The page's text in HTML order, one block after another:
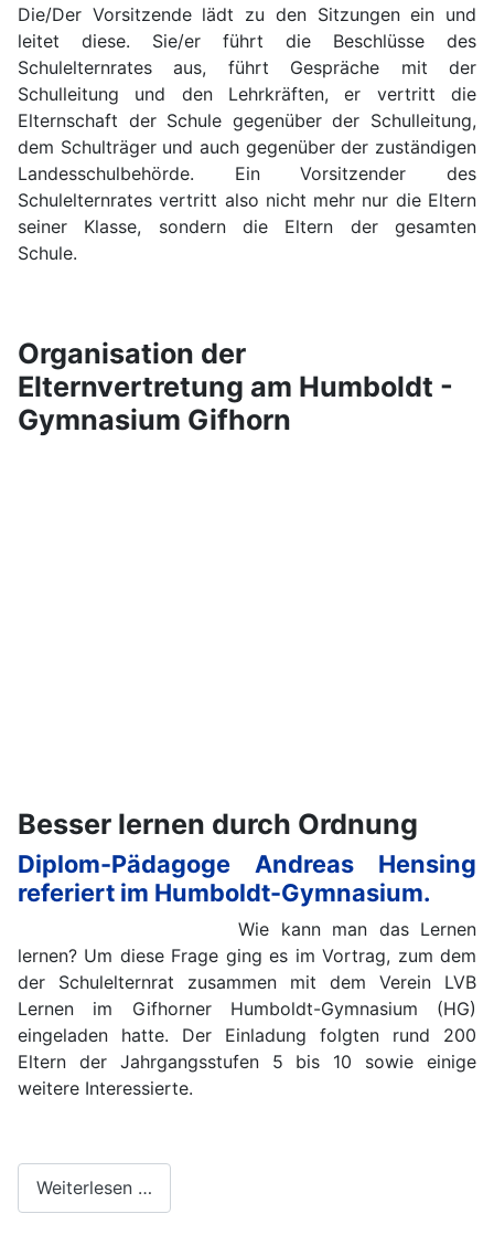
Die/Der Vorsitzende lädt zu den Sitzungen ein und
leitet diese. Sie/er führt die Beschlüsse des
Schulelternrates aus, führt Gespräche mit der
Schulleitung und den Lehrkräften, er vertritt die
Elternschaft der Schule gegenüber der Schulleitung,
dem Schulträger und auch gegenüber der zuständigen
Landesschulbehörde. Ein Vorsitzender des
Schulelternrates vertritt also nicht mehr nur die Eltern
seiner Klasse, sondern die Eltern der gesamten
Schule.
Organisation der
Elternvertretung am Humboldt -
Gymnasium Gifhorn
Besser lernen durch Ordnung
Diplom-Pädagoge Andreas Hensing
referiert im Humboldt-Gymnasium.
Wie kann man das Lernen
lernen? Um diese Frage ging es im Vortrag, zum dem
der Schulelternrat zusammen mit dem Verein LVB
Lernen im Gifhorner Humboldt-Gymnasium (HG)
eingeladen hatte. Der Einladung folgten rund 200
Eltern der Jahrgangsstufen 5 bis 10 sowie einige
weitere Interessierte.
Weiterlesen …